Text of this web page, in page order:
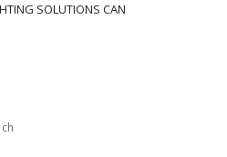
SOLUTIONS CAN